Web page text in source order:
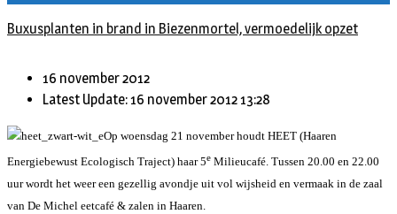
Buxusplanten in brand in Biezenmortel, vermoedelijk opzet
16 november 2012
Latest Update: 16 november 2012 13:28
Op woensdag 21 november houdt HEET (Haaren
Energiebewust Ecologisch Traject) haar 5e Milieucafé. Tussen 20.00 en 22.00
uur wordt het weer een gezellig avondje uit vol wijsheid en vermaak in de zaal
van De Michel eetcafé & zalen in Haaren.